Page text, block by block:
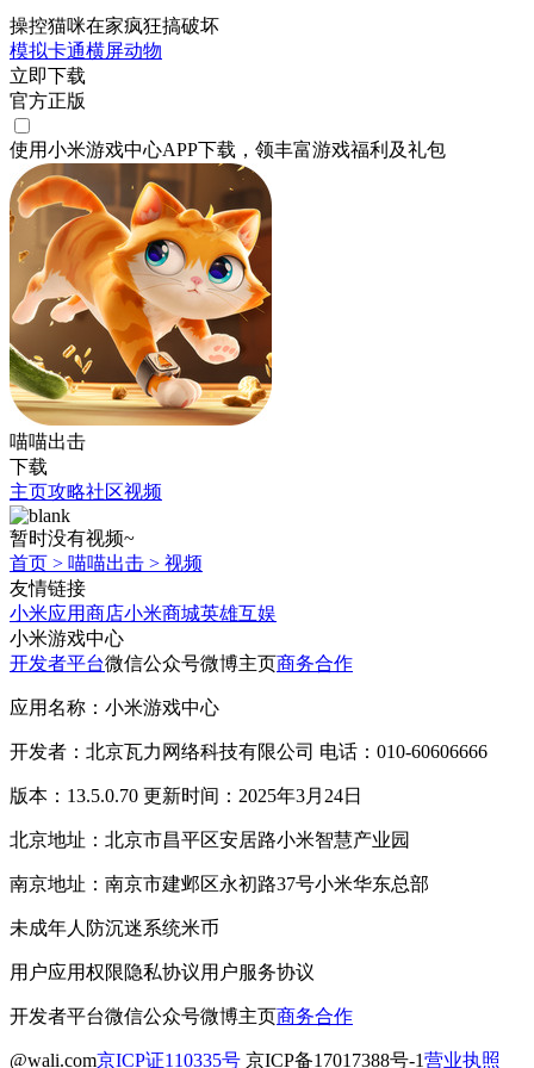
操控猫咪在家疯狂搞破坏
模拟卡通横屏动物
立即下载
官方正版
使用小米游戏中心APP下载 ，领丰富游戏福利 及礼包
喵喵出击
下载
主页攻略社区视频
暂时没有视频~
首页 > 喵喵出击 > 视频
友情链接
小米应用商店小米商城英雄互娱
小米游戏中心
开发者平台微信公众号微博主页商务合作
应用名称：小米游戏中心
开发者：北京瓦力网络科技有限公司 电话：010-60606666
版本：13.5.0.70 更新时间：2025年3月24日
北京地址：北京市昌平区安居路小米智慧产业园
南京地址：南京市建邺区永初路37号小米华东总部
未成年人防沉迷系统米币
用户应用权限隐私协议用户服务协议
开发者平台微信公众号微博主页商务合作
@wali.com京ICP证110335号 京ICP备17017388号-1营业执照